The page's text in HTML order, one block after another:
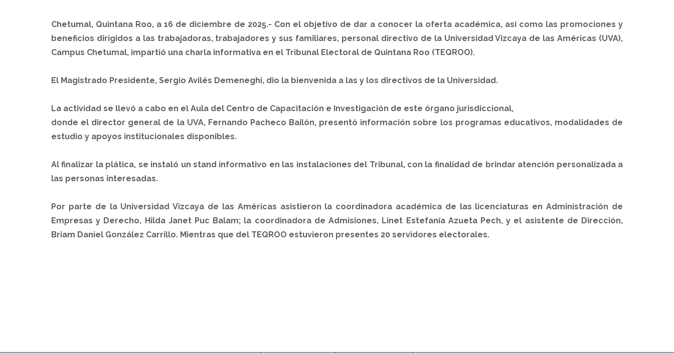
Chetumal, Quintana Roo, a 16 de diciembre de 2025.- Con el objetivo de dar a conocer la oferta académica, así como las promociones y
beneficios dirigidos a las trabajadoras, trabajadores y sus familiares, personal directivo de la Universidad Vizcaya de las Américas (UVA),
Campus Chetumal, impartió una charla informativa en el Tribunal Electoral de Quintana Roo (TEQROO).
El Magistrado Presidente, Sergio Avilés Demeneghi, dio la bienvenida a las y los directivos de la Universidad.
La actividad se llevó a cabo en el Aula del Centro de Capacitación e Investigación de este órgano jurisdiccional,
donde el director general de la UVA, Fernando Pacheco Bailón, presentó información sobre los programas educativos, modalidades de
estudio y apoyos institucionales disponibles.
Al finalizar la plática, se instaló un stand informativo en las instalaciones del Tribunal, con la finalidad de brindar atención personalizada a
las personas interesadas.
Por parte de la Universidad Vizcaya de las Américas asistieron la coordinadora académica de las licenciaturas en Administración de
Empresas y Derecho, Hilda Janet Puc Balam; la coordinadora de Admisiones, Linet Estefanía Azueta Pech, y el asistente de Dirección,
Briam Daniel González Carrillo. Mientras que del TEQROO estuvieron presentes 20 servidores electorales.